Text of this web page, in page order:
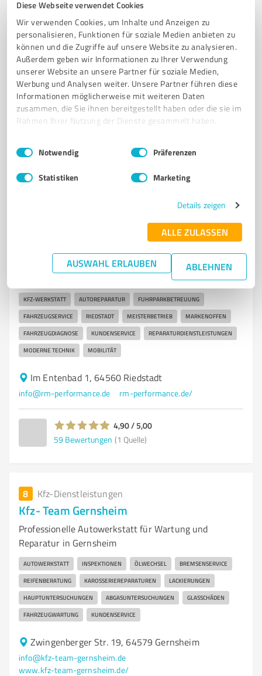
Diese Webseite verwendet Cookies
Wir verwenden Cookies, um Inhalte und Anzeigen zu
personalisieren, Funktionen für soziale Medien anbieten zu
können und die Zugriffe auf unsere Website zu analysieren.
Außerdem geben wir Informationen zu Ihrer Verwendung
unserer Website an unsere Partner für soziale Medien,
Werbung und Analysen weiter. Unsere Partner führen diese
Informationen möglicherweise mit weiteren Daten
zusammen, die Sie ihnen bereitgestellt haben oder die sie im
Rahmen Ihrer Nutzung der Dienste gesammelt haben.
Impressum Datenschutzbestimmungen
Einwilligungsauswahl
Notwendig Präferenzen
Statistiken Marketing
Details zeigen
ALLE ZULASSEN
AUSWAHL ERLAUBEN ABLEHNEN
Auro Kfz Betrieb GmbH - Ihre vertrauenswürdige
Autowerkstatt in Griesheim
AUTOWERKSTATT FAHRZEUGREPARATUR WARTUNG INSPEKTION
UNFALLINSTANDSETZUNG QUALITÄT VERTRAUEN TRANSPARENZ
HAUPTUNTERSUCHUNG GTÜ ERSATZTEILE GRIESHEIM
Dieselstraße 9, 64347 Griesheim
auto-auro@t-online.de www.auto-auro.de/
4,80 / 5,00
Bewertungen (1 Quelle)
RM-Performance KFZ-Meisterbetrieb Inh.
KFZ-Meisterbetrieb RM-Performance in Riedstadt für
KFZ-WERKSTATT AUTOREPARATUR FUHRPARKBETREUUNG
FAHRZEUGSERVICE RIEDSTADT MEISTERBETRIEB MARKENOFFEN
FAHRZEUGDIAGNOSE KUNDENSERVICE REPARATURDIENSTLEISTUNGEN
MODERNE TECHNIK MOBILITÄT
Im Entenbad 1, 64560 Riedstadt
info@rm-performance.de rm-performance.de/
4,90 / 5,00
59 Bewertungen (1 Quelle)
8 Kfz-Dienstleistungen
Kfz- Team Gernsheim
Professionelle Autowerkstatt für Wartung und
Reparatur in Gernsheim
AUTOWERKSTATT INSPEKTIONEN ÖLWECHSEL BREMSENSERVICE
REIFENBERATUNG KAROSSERIEREPARATUREN LACKIERUNGEN
HAUPTUNTERSUCHUNGEN ABGASUNTERSUCHUNGEN GLASSCHÄDEN
FAHRZEUGWARTUNG KUNDENSERVICE
Zwingenberger Str. 19, 64579 Gernsheim
info@kfz-team-gernsheim.de
www.kfz-team-gernsheim.de/